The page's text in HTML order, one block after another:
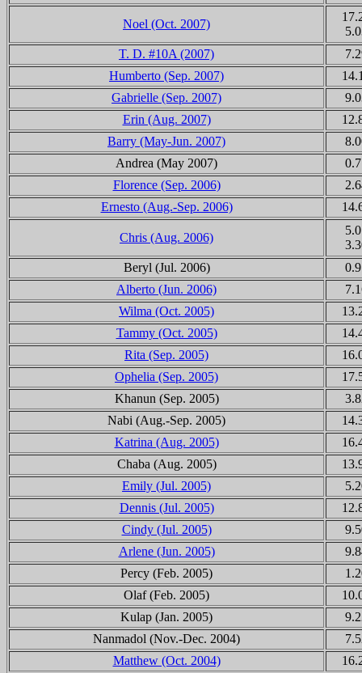
Noel (Oct. 2007)
T. D. #10A (2007)
Humberto (Sep. 2007)
Gabrielle (Sep. 2007)
Erin (Aug. 2007)
Barry (May-Jun. 2007)
Andrea (May 2007)
Florence (Sep. 2006)
Ernesto (Aug.-Sep. 2006)
Chris (Aug. 2006)
Beryl (Jul. 2006)
Alberto (Jun. 2006)
Wilma (Oct. 2005)
Tammy (Oct. 2005)
Rita (Sep. 2005)
Ophelia (Sep. 2005)
Khanun (Sep. 2005)
Nabi (Aug.-Sep. 2005)
Katrina (Aug. 2005)
Chaba (Aug. 2005)
Emily (Jul. 2005)
Dennis (Jul. 2005)
Cindy (Jul. 2005)
Arlene (Jun. 2005)
Percy (Feb. 2005)
Olaf (Feb. 2005)
Kulap (Jan. 2005)
Nanmadol (Nov.-Dec. 2004)
Matthew (Oct. 2004)